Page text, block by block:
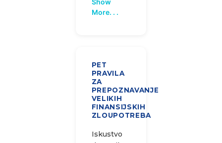
Show
More. . .
PET
PRAVILA
ZA
PREPOZNAVANJE
VELIKIH
FINANSIJSKIH
ZLOUPOTREBA
Iskustvo